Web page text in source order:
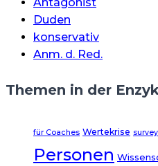
Duden
konservativ
Anm. d. Red.
Themen in der
für Coaches Wertekrise
Personen